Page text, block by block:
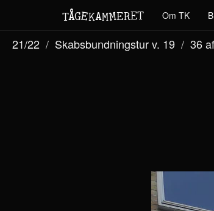
TÅGEKAMMERET Om TK
21/22 Skabsbundningstur v. 19 36